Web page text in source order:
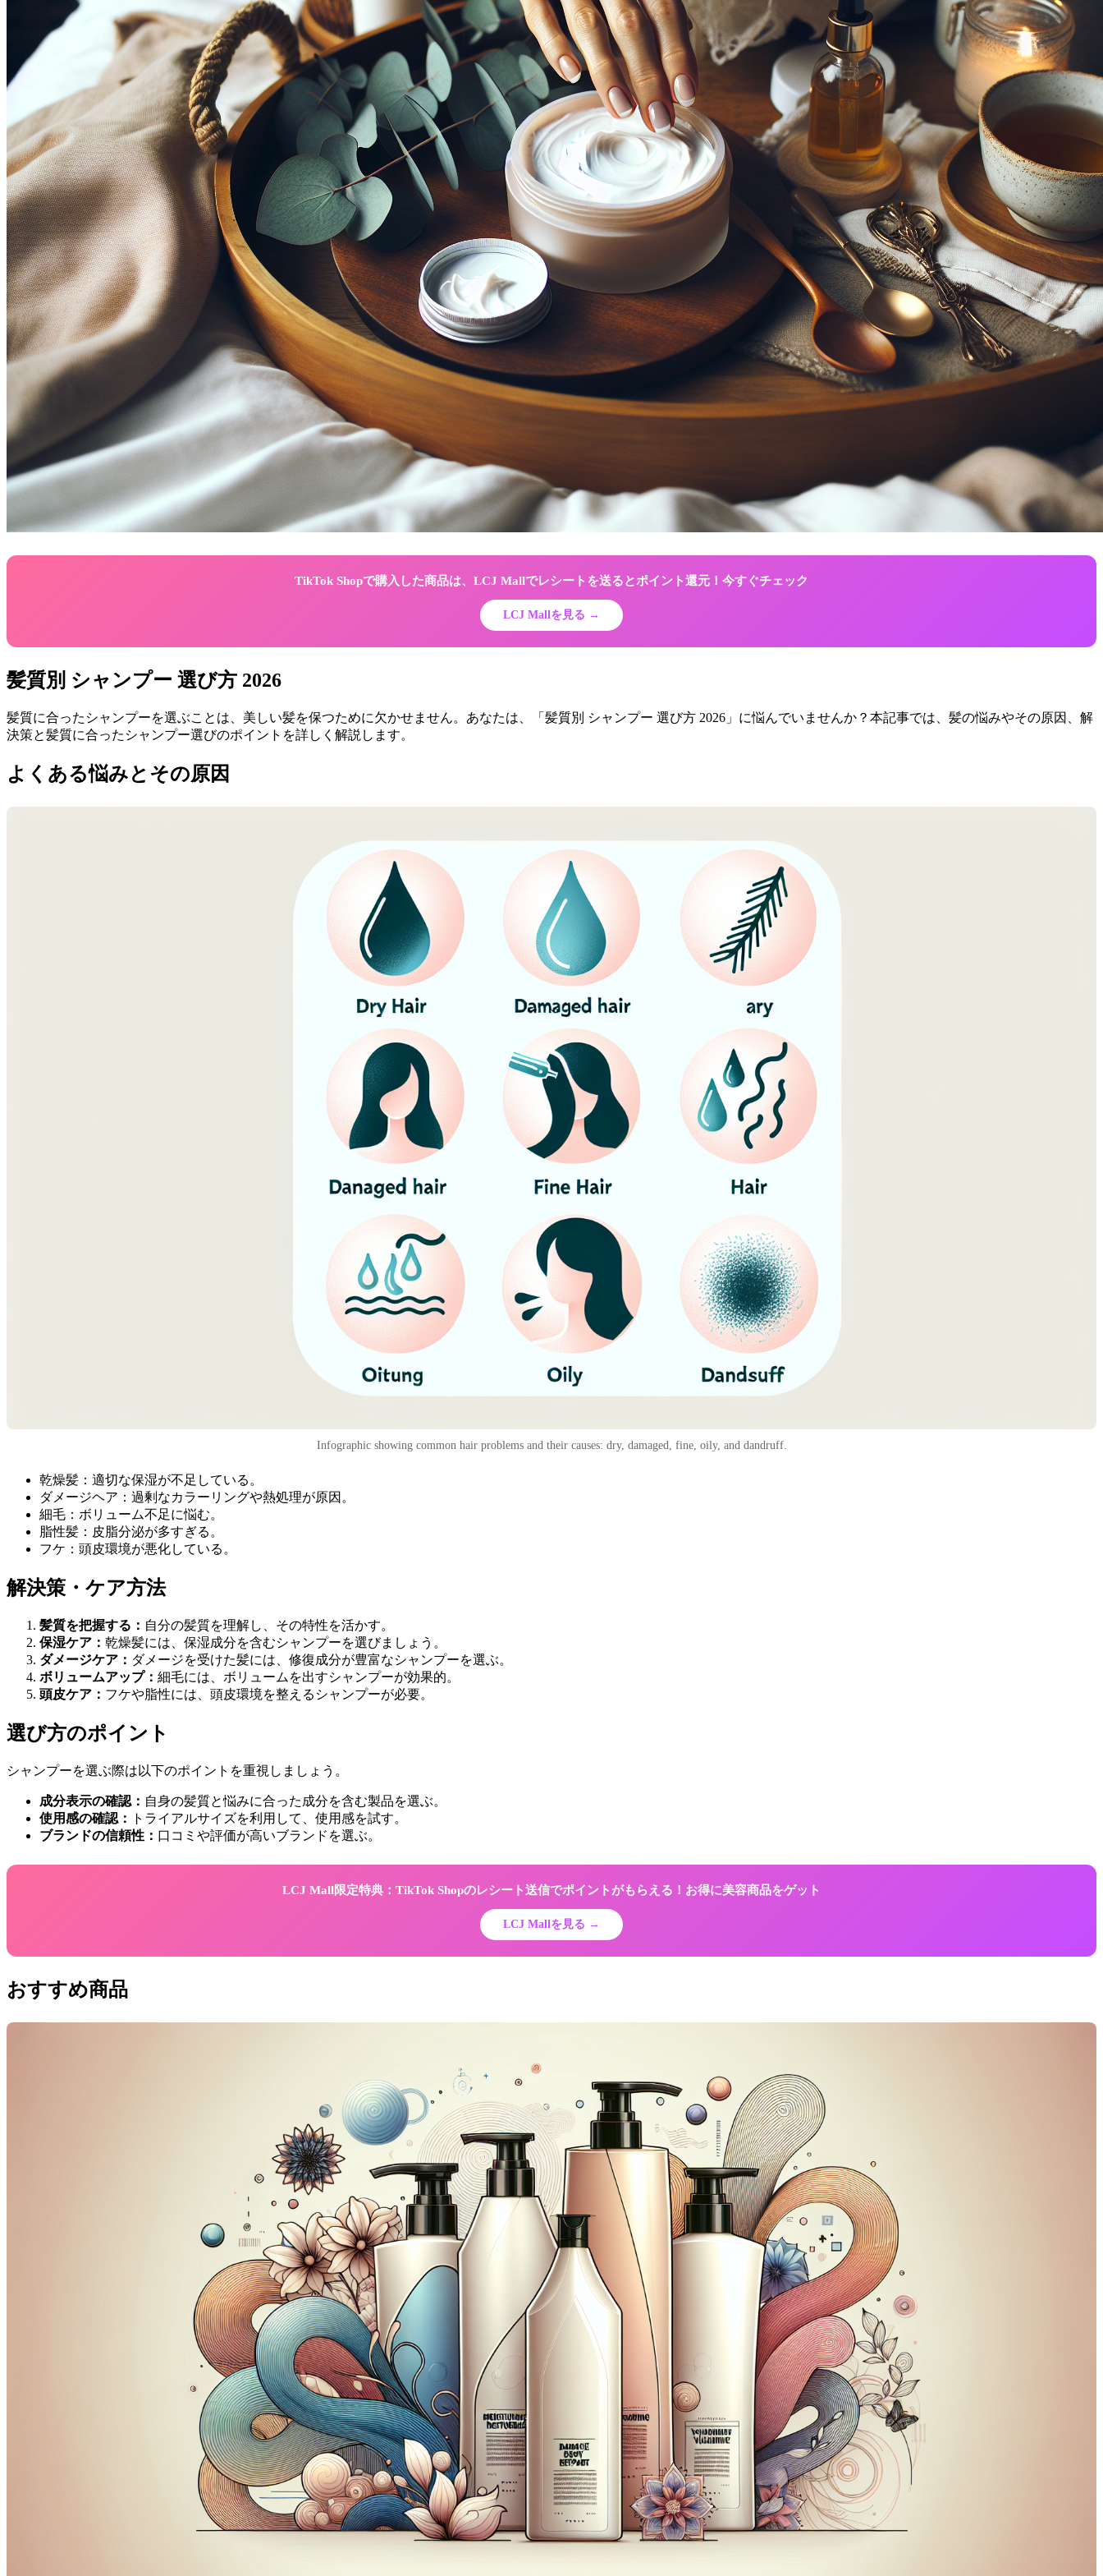
TikTok Shopで購入した商品は、LCJ Mallでレシートを送るとポイント還元！今すぐチェック
LCJ Mallを見る →
髪質別 シャンプー 選び方 2026
髪質に合ったシャンプーを選ぶことは、美しい髪を保つために欠かせません。あなたは、「髪質別 シャンプー 選び方 2026」に悩んでいませんか？本記事では、髪の悩みやその原因、解
決策と髪質に合ったシャンプー選びのポイントを詳しく解説します。
よくある悩みとその原因
Infographic showing common hair problems and their causes: dry, damaged, fine, oily, and dandruff.
乾燥髪：適切な保湿が不足している。
ダメージヘア：過剰なカラーリングや熱処理が原因。
細毛：ボリューム不足に悩む。
脂性髪：皮脂分泌が多すぎる。
フケ：頭皮環境が悪化している。
解決策・ケア方法
髪質を把握する： 自分の髪質を理解し、その特性を活かす。
保湿ケア： 乾燥髪には、保湿成分を含むシャンプーを選びましょう。
ダメージケア： ダメージを受けた髪には、修復成分が豊富なシャンプーを選ぶ。
ボリュームアップ： 細毛には、ボリュームを出すシャンプーが効果的。
頭皮ケア： フケや脂性には、頭皮環境を整えるシャンプーが必要。
選び方のポイント
シャンプーを選ぶ際は以下のポイントを重視しましょう。
成分表示の確認： 自身の髪質と悩みに合った成分を含む製品を選ぶ。
使用感の確認：
トライアルサイズを利用して、使用感を試す。
ブランドの信頼性： 口コミや評価が高いブランドを選ぶ。
LCJ Mall限定特典：TikTok Shopのレシート送信でポイントがもらえる！お得に美容商品をゲット
LCJ Mallを見る →
おすすめ商品